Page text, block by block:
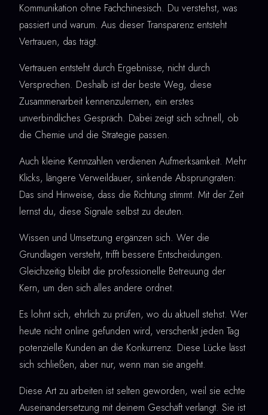
Kommunikation ohne Fachchinesisch. Du verstehst, was
passiert und warum. Aus dieser Transparenz entsteht
Vertrauen, das trägt.
Vertrauen entsteht durch Ergebnisse, nicht durch
Versprechen. Deshalb ist der beste Weg, diese
Zusammenarbeit kennenzulernen, ein erstes
unverbindliches Gespräch. Dabei zeigt sich schnell, ob
die Chemie und die Strategie passen.
Auch kleine Kennzahlen verdienen Aufmerksamkeit. Mehr
Klicks, längere Verweildauer, sinkende Absprungraten:
Das sind Hinweise, dass die Richtung stimmt. Mit der Zeit
lernst du, diese Signale selbst zu deuten.
Wissen und Umsetzung ergänzen sich. Wer die
Grundlagen versteht, trifft bessere Entscheidungen.
Gleichzeitig bleibt die professionelle Betreuung der
Kern, um den sich alles andere ordnet.
Es lohnt sich, ehrlich zu prüfen, wo du aktuell stehst. Wer
heute nicht online gefunden wird, verschenkt jeden Tag
potenzielle Kunden an die Konkurrenz. Diese Lücke lässt
sich schließen, aber nur, wenn man sie angeht.
Diese Art zu arbeiten ist selten geworden, weil sie echte
Auseinandersetzung mit deinem Geschäft verlangt. Sie ist